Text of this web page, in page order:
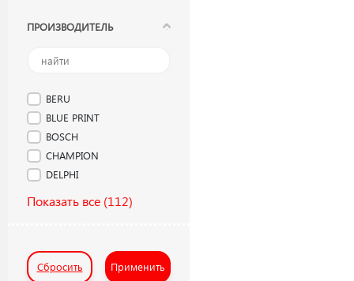
ПРОИЗВОДИТЕЛЬ
BERU
BLUE PRINT
BOSCH
CHAMPION
DELPHI
Показать все (112)
Сбросить Применить